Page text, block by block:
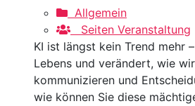
Allgemein
Seiten Veranstaltung
KI ist längst kein Trend mehr
Lebens und verändert, wie
kommunizieren und
wie können Sie diese